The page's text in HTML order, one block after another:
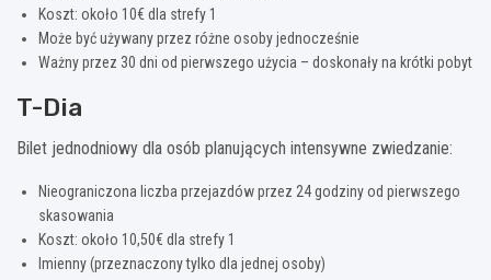
Koszt: około 10€ dla strefy 1
Może być używany przez różne osoby jednocześnie
Ważny przez 30 dni od pierwszego użycia – doskonały na krótki pobyt
T-Dia
Bilet jednodniowy dla osób planujących intensywne zwiedzanie:
Nieograniczona liczba przejazdów przez 24 godziny od pierwszego
skasowania
Koszt: około 10,50€ dla strefy 1
Imienny (przeznaczony tylko dla jednej osoby)